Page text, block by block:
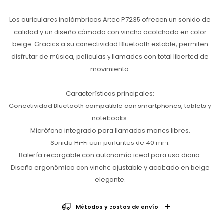
Los auriculares inalámbricos Artec P7235 ofrecen un sonido de
calidad y un diseño cómodo con vincha acolchada en color
beige. Gracias a su conectividad Bluetooth estable, permiten
disfrutar de música, películas y llamadas con total libertad de
movimiento.
Características principales:
Conectividad Bluetooth compatible con smartphones, tablets y
notebooks.
Micrófono integrado para llamadas manos libres.
Sonido Hi-Fi con parlantes de 40 mm.
Batería recargable con autonomía ideal para uso diario.
Diseño ergonómico con vincha ajustable y acabado en beige
elegante.
Métodos y costos de envío